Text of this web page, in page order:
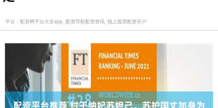
平台：配资网平台大全app_配资导航配资资讯_线上股票配资开户